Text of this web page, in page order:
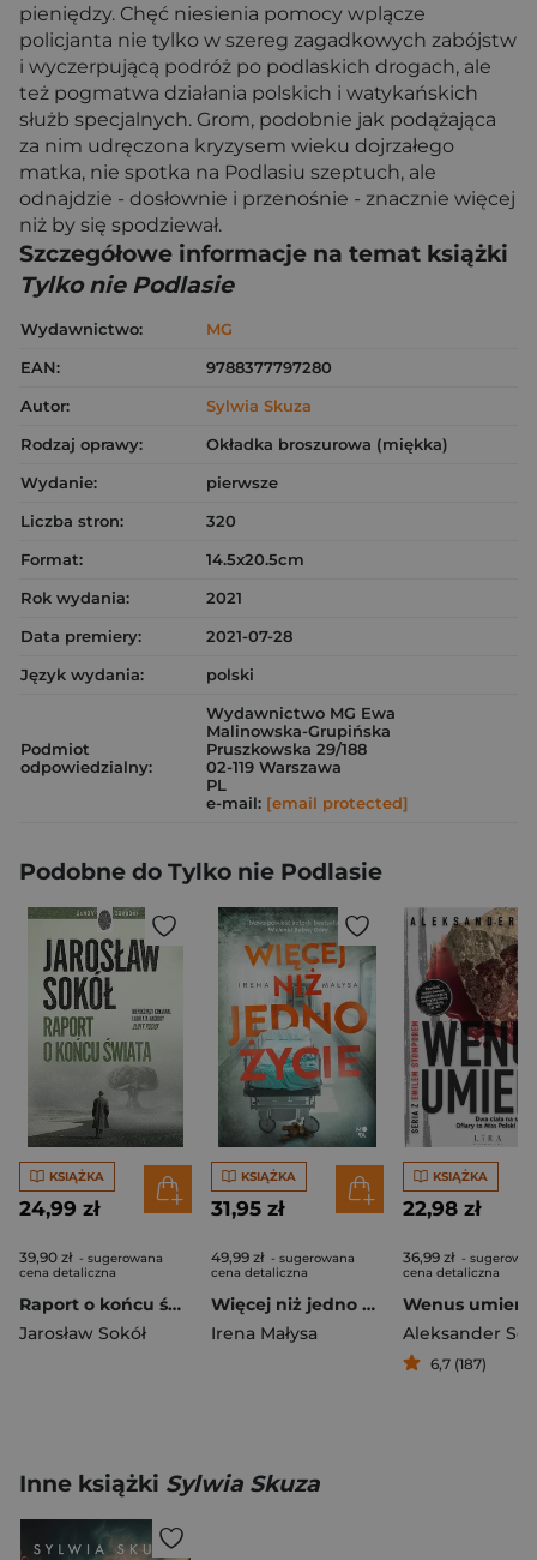
pieniędzy. Chęć niesienia pomocy wplącze
policjanta nie tylko w szereg zagadkowych zabójstw
i wyczerpującą podróż po podlaskich drogach, ale
też pogmatwa działania polskich i watykańskich
służb specjalnych. Grom, podobnie jak podążająca
za nim udręczona kryzysem wieku dojrzałego
matka, nie spotka na Podlasiu szeptuch, ale
odnajdzie - dosłownie i przenośnie - znacznie więcej
niż by się spodziewał.
Szczegółowe informacje na temat książki
Tylko nie Podlasie
Wydawnictwo:
MG
EAN:
9788377797280
Autor:
Sylwia Skuza
Rodzaj oprawy:
Okładka broszurowa (miękka)
Wydanie:
pierwsze
Liczba stron:
320
Format:
14.5x20.5cm
Rok wydania:
2021
Data premiery:
2021-07-28
Język wydania:
polski
Podmiot
odpowiedzialny:
Wydawnictwo MG Ewa
Malinowska-Grupińska
Pruszkowska 29/188
02-119 Warszawa
PL
e-mail: [email protected]
Podobne do Tylko nie Podlasie
KSIĄŻKA
24,99 zł
39,90 zł - sugerowana
cena detaliczna
Raport o końcu świata
Jarosław Sokół
KSIĄŻKA
31,95 zł
49,99 zł - sugerowana
cena detaliczna
Więcej niż jedno życie
Irena Małysa
KSIĄŻKA
22,98 zł
36,99 zł -
cena detaliczna
Wenus umiera
Aleksander
6,7 (187)
Inne książki Sylwia Skuza